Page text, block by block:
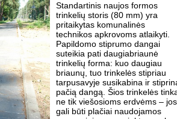
Standartinis naujos formos
trinkelių storis (80 mm) yra
pritaikytas komunalinės
technikos apkrovoms atlaikyti.
Papildomo stiprumo dangai
suteikia pati daugiabriaunė
trinkelių forma: kuo daugiau
briaunų, tuo trinkelės stipriau
tarpusavyje susikabina ir
pačią dangą. Šios trinkelės
ne tik viešosioms erdvėms – jos
gali būti plačiai naudojamos